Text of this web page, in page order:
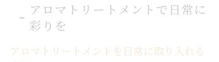
アロマトリートメントで日常に
彩りを
アロマトリートメントを日常に取り入れる